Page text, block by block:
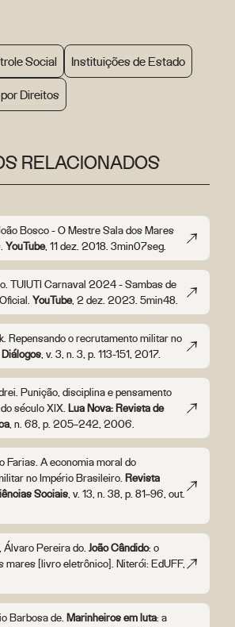
Social Instituições de Estado
Direitos
RELACIONADOS
Bosco - O Mestre Sala dos Mares
YouTube, 11 dez. 2018. 3min07seg.
TUIUTI Carnaval 2024 - Sambas de
YouTube, 2 dez. 2023. 5min48.
Repensando o recrutamento militar no
Diálogos, v. 3, n. 3, p. 113-151, 2017.
Punição, disciplina e pensamento
século XIX. Lua Nova: Revista de
, n. 68, p. 205–242, 2006.
Farias. A economia moral do
no Império Brasileiro. Revista
Sociais, v. 13, n. 38, p. 81–96, out.
Álvaro Pereira do. João Cândido: o
mares [livro eletrônico]. Niterói: EdUFF,
Barbosa de. Marinheiros em luta: a